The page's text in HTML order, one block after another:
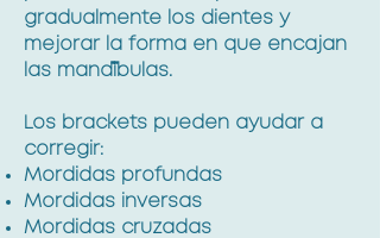
gradualmente los dientes y
mejorar la forma en que encajan
las mandíbulas.
Los brackets pueden ayudar a
corregir:
Mordidas profundas
Mordidas inversas
Mordidas cruzadas